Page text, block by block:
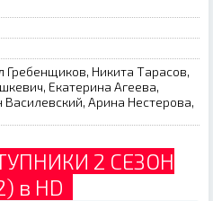
Никита Тарасов,
Екатерина Агеева,
Арина Нестерова,
2 СЕЗОН
в HD